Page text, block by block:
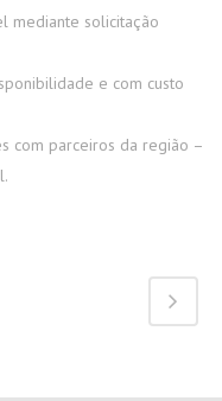
mediante solicitação
e com custo
com parceiros da região –